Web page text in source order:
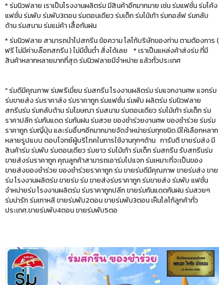
* ร่มนิวฟลาย เราเป็นโรงงานผลิตร่ม มีสินค้าอีกมากมาย เช่น ร่มแฟชั่น ร่มโค้ง
แฟชั่น ร่มพับ ร่มพับ3ตอน ร่มตอนเดียว ร่มเด็ก ร่มไม้เท้า ร่มกอล์ฟ ร่มกลับ
ด้าน ร่มสนาม ร่มแม่ค้า เสื้อกันฝน
* ร่มนิวฟลาย สามารถนำไปสกรีน ข้อความ โลโก้บริษัทของท่าน ตามต้องการ (
ฟรี ไม่มีค่าบล๊อกสกรีน ) ไม่มีขั้นต่ำ สั่งได้เลย * เราเป็นแหล่งค้าส่งร่ม ที่มี
สินค้าหลากหลายมากที่สุด ร่มนิวฟลายมีจำหน่าย แล้วทั่วประเทศ
" ร่มดีมีคุณภาพ ร่มพรีเมี่ยม ร่มสกรีน โรงงานผลิตร่ม ร่มแจกงานศพ แจกร่ม
ร่มขายส่ง ร่มราคาส่ง ร่มราคาถูก ร่มแฟชั่น ร่มพับ ผลิตร่ม ร่มนิวฟลาย
สกรีนร่ม ร่มกลับด้าน ร่มโฆษณา ร่มสนาม ร่มตอนเดียว ร่มไม้เท้า ร่มเด็ก ร่ม
ราคาปลีก ร่มกันแดด ร่มกันฝน ร่มสวย ของชำร่วยงานศพ ของชำร่วย ร่มร่ม
ราคาถูก ร่มญี่ปุ่น และร่มอื่นๆอีกมากมายจัดจำหน่ายร่มทุกชนิด มีให้เลือกหลาก
หลายรูปแบบ ตอบโจทย์ผู้บริโภคในการใช้งานทุกๆด้าน การันตี ขายร่มส่ง มี
สินค้าร่ม ร่มพับ ร่มตอนเดียว ร่มยาว ร่มไม้เท้า ร่มเด็ก ร่มสกรีน รับสกรีนร่ม
ขายส่งร่มราคาถูก คุณลูกค้าสามารถเอาร่มไปแจก ร่มเหมาะที่จะเป็นของ
ขายส่งของชำร่วย ของชำร่วยราคาถูก ร่ม ขายร่มดีมีคุณภาพ ขายร่มส่ง ขาย
ร่ม โรงงานผลิตร่ม ขายร่ม ร่ม ขายส่งร่มราคาถูก ร่มขายส่ง ร่มพับ แฟชั่น
จำหน่ายร่ม โรงงานผลิตร่ม ร่มราคาถูกปลีก ขายร่มกันแดดกันฝน ร่มสวยๆ
ร่มน่ารัก ร่มเกาหลี ขายร่มพับ2ตอน ขายร่มพับ3ตอน เห็นโลโก้ลูกค้าทั่ว
ประเทศ.ขายร่มพับ4ตอน ขายร่มพับ5ตอ